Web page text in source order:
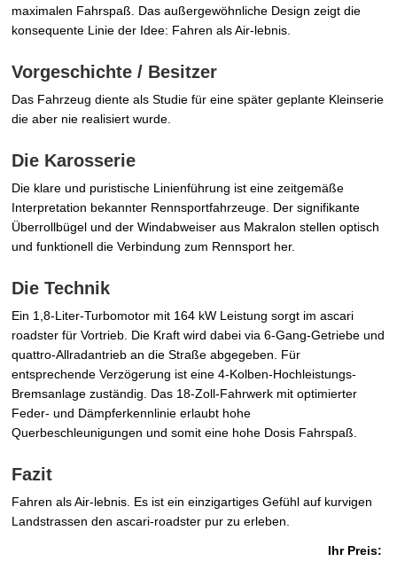
maximalen Fahrspaß. Das außergewöhnliche Design zeigt die
konsequente Linie der Idee: Fahren als Air-lebnis.
Vorgeschichte / Besitzer
Das Fahrzeug diente als Studie für eine später geplante Kleinserie
die aber nie realisiert wurde.
Die Karosserie
Die klare und puristische Linienführung ist eine zeitgemäße
Interpretation bekannter Rennsportfahrzeuge. Der signifikante
Überrollbügel und der Windabweiser aus Makralon stellen optisch
und funktionell die Verbindung zum Rennsport her.
Die Technik
Ein 1,8-Liter-Turbomotor mit 164 kW Leistung sorgt im ascari
roadster für Vortrieb. Die Kraft wird dabei via 6-Gang-Getriebe und
quattro-Allradantrieb an die Straße abgegeben. Für
entsprechende Verzögerung ist eine 4-Kolben-Hochleistungs-
Bremsanlage zuständig. Das 18-Zoll-Fahrwerk mit optimierter
Feder- und Dämpferkennlinie erlaubt hohe
Querbeschleunigungen und somit eine hohe Dosis Fahrspaß.
Fazit
Fahren als Air-lebnis. Es ist ein einzigartiges Gefühl auf kurvigen
Landstrassen den ascari-roadster pur zu erleben.
Ihr Preis: